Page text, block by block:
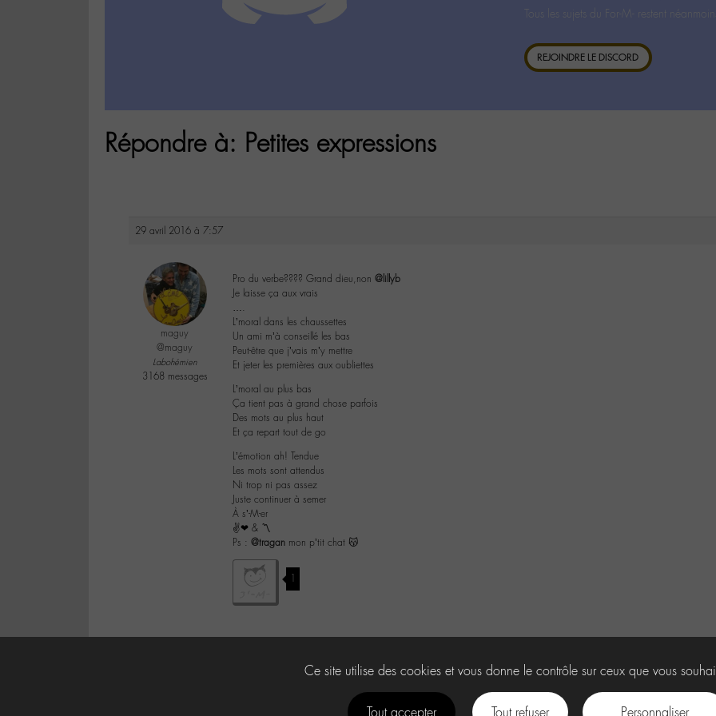
Tous les sujets du For-M- restent
REJOINDRE LE DISCORD
Répondre à: Petites expressions
29 avril 2016 à 7:57
maguy
@maguy
Labohémien
3168 messages
Pro du verbe???? Grand dieu,non @lillyb
Je laisse ça aux vrais
….
L’moral dans les chaussettes
Un ami m’à conseillé les bas
Peut-être que j’vais m’y mettre
Et jeter les premières aux oubliettes
L’moral au plus bas
Ça tient pas à grand chose parfois
Des mots au plus haut
Et ça repart tout de go
L’émotion ah! Tendue
Les mots sont attendus
Ni trop ni pas assez
Juste continuer à semer
À s’-M-er
✌❤ & 〽
Ps : @tragan mon p’tit chat 😽
1
Ce site utilise des cookies et vous donne le contrôle sur ceux que vous
Tout accepter Tout refuser Personnaliser